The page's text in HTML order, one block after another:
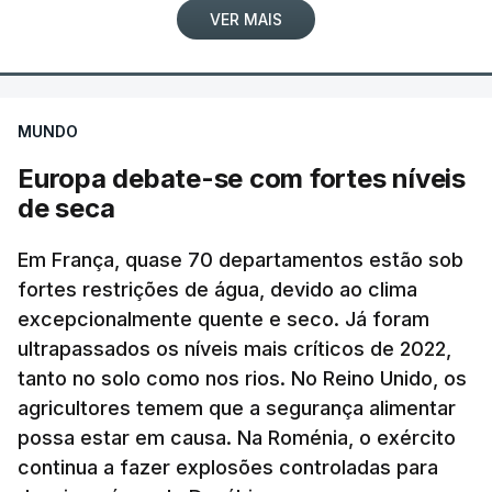
confirmação independente.
A agência noticiosa iraniana Mizan, ligada ao
um dos comandantes dos Basij, a força paramilitar
iraniana ao serviço do aiatola, que garantiu que
nas próximas horas divulgará imagens do líder
com os comandantes das Forças Armadas", sem
avançar mais pormenores.
c/ Lusa
TÓPICOS
Jerusalem Post,Israel Khamenei
ERROR ON HTML5 MEDIA ELEMENT
ESTE CONTEÚDO ESTÁ NESTE
MOMENTO INDISPONÍVEL
"As particularidades do interior, com aldeias
dispersas, algumas quase despovoadas, com
poucos serviços sociais e de saúde, com famílias
envelhecidas e com dificuldades de mobilidade,
acentuam outras vertentes da ação dos bombeiros
que nem sempre recebem o devido
VER MAIS
MUNDO
Europa debate-se com fortes níveis
de seca
Em França, quase 70 departamentos estão sob
fortes restrições de água, devido ao clima
excepcionalmente quente e seco. Já foram
ultrapassados os níveis mais críticos de 2022,
tanto no solo como nos rios. No Reino Unido, os
agricultores temem que a segurança alimentar
possa estar em causa. Na Roménia, o exército
continua a fazer explosões controladas para